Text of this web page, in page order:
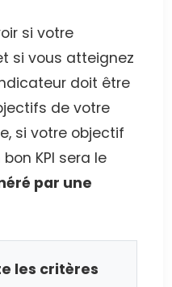
si votre
si vous atteignez
doit être
de votre
si votre objectif
KPI sera le
par une
les critères